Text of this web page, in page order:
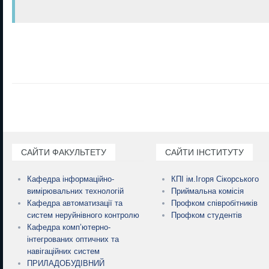
САЙТИ ФАКУЛЬТЕТУ
Кафедра інформаційно-
вимірювальних технологій
Кафедра автоматизації та
систем неруйнівного контролю
Кафедра комп’ютерно-
інтегрованих оптичних та
навігаційних систем
ПРИЛАДОБУДІВНИЙ
САЙТИ ІНСТИТУТУ
КПІ ім.Ігоря Сікорського
Приймальна комісія
Профком співробітників
Профком студентів